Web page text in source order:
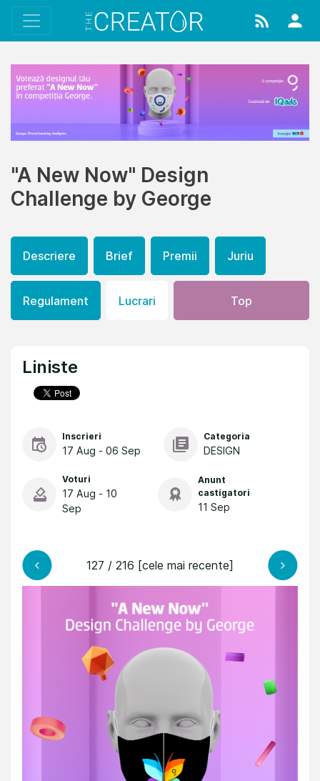
"A New Now" Design
Challenge by George
Descriere Brief Premii Juriu
Regulament Lucrari Top
Liniste
Inscrieri
17 Aug - 06 Sep
Categoria
DESIGN
Voturi
17 Aug - 10
Sep
Anunt
castigatori
11 Sep
127 / 216 [cele mai recente]